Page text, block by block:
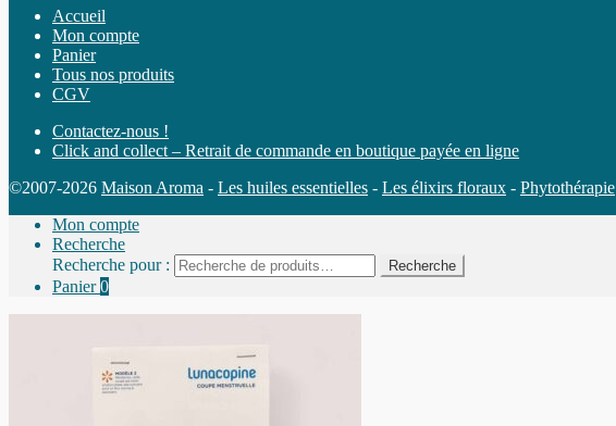
Accueil
Mon compte
Panier
Tous nos produits
CGV
Contactez-nous !
Click and collect – Retrait de commande en boutique payée en ligne
©2007-2026 Maison Aroma - Les huiles essentielles - Les élixirs floraux - Phytothérapie
Mon compte
Recherche
Recherche pour :
Recherche
Panier0